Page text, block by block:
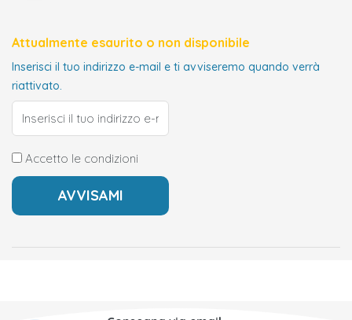
Attualmente esaurito o non disponibile
Inserisci il tuo indirizzo e-mail e ti avviseremo quando verrà
riattivato.
Accetto le condizioni